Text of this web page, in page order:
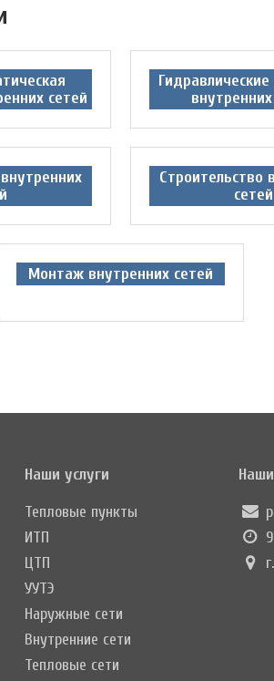
сетей
Строительство
сетей
Монтаж внутренних сетей
Наши услуги
Тепловые пункты
ИТП
ЦТП
УУТЭ
Наружные сети
Внутренние сети
Тепловые сети